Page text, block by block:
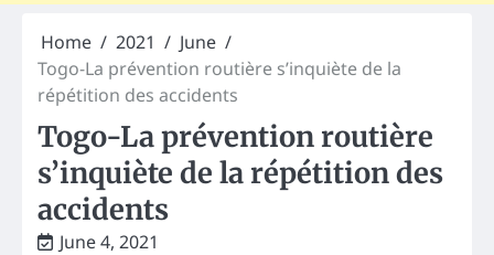
Home 2021
June
Togo-La prévention routière s’inquiète de la
répétition des accidents
Togo-La prévention routière
s’inquiète de la répétition des
accidents
June 4, 2021